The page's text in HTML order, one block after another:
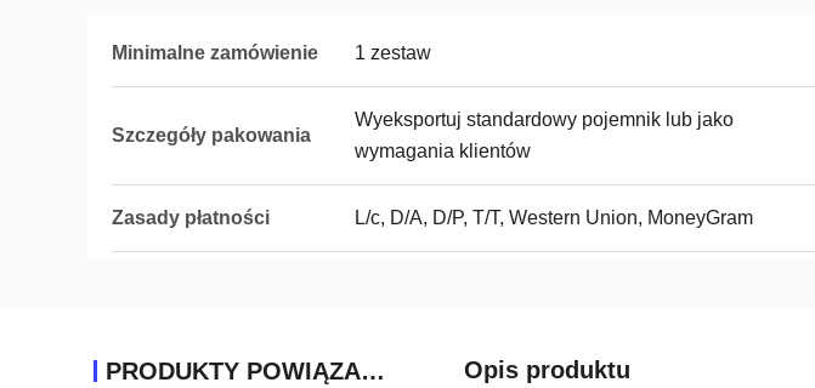
Minimalne zamówienie 1 zestaw
Szczegóły pakowania
Wyeksportuj standardowy pojemnik lub jako
wymagania klientów
Zasady płatności L/c, D/A, D/P, T/T, Western Union, MoneyGram
PRODUKTY POWIĄZANE Opis produktu